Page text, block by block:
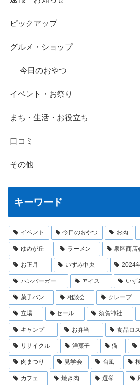
ピックアップ
グルメ・ショップ
今日のおやつ
イベント・お祭り
まち・生活・お役立ち
口コミ
その他
キーワード
イベント 今日のおやつ お肉
ゆめが丘 ラーメン 泉区商店
お正月 いずみ中央 2024
ハンバーガー アイス いず
菓子パン 相談会 クレープ
立場 セール 須賀神社
キャンプ お弁当 食品ロス
リサイクル 洋菓子 猫
肉まつり 見学会 台風
カフェ 焼き肉 選挙